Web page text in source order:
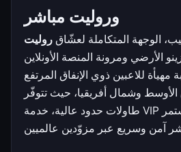
وروليت مباشر
الوجهة المتكاملة لعشّاق روليت
الأرضي ومرونة المنصة الأونلاين
للاعبين ذوي الإنفاق المرتفع
وشمال أفريقيا، حيث تتوفّر
طاولات حدود عالية، خدمة VIP شخصية، وتوافر مستمر